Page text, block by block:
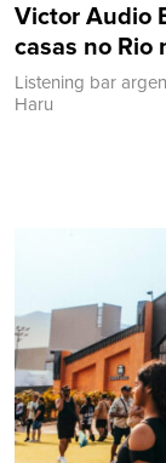
Victor Audio
casas no Rio
Listening bar
Haru